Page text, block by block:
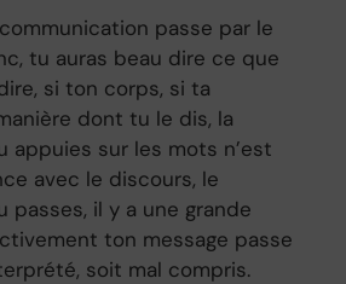
passe par le
tu auras beau dire ce que
si ton corps, si ta
dont tu le dis, la
appuies sur les mots n’est
avec le discours, le
passes, il y a une grande
ton message passe
soit mal compris.